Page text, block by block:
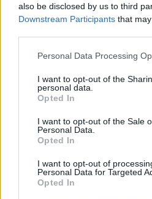
also be disclosed by us to third
Downstream Participants that
Personal Data Processing
I want to opt-out of the
personal data.
Opted In
I want to opt-out of the Sale
Personal Data.
Opted In
I want to opt-out of
Personal Data for Targeted
Opted In
Κ.Υ. Σπάρτης: Κέντρο
και ελέγχου για Covid-19
ΝΟΣΗΛΕΥΤΙΚΗ ΣΧΟΛΗ
ΑΘΑΝΑΣΙΟΣ ΔΑΒΑΚΗΣ